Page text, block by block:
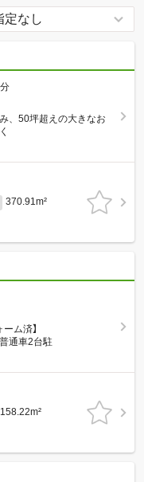
み、50坪超えの大きなお
370.91m²
ム済】
通車2台駐
158.22m²